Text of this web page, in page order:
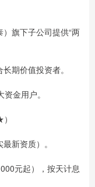
旗下子公司提供“两
期价值投资者。
金用户。
新资质）。
元起），按天计息